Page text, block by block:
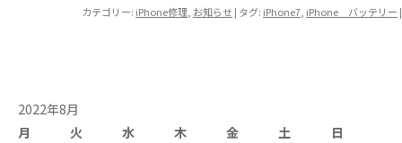
カテゴリー: iPhone修理 お知らせ | タグ: iPhone7 iPhone バッテリー |
2022年8月
月
火 水 木 金 土
日